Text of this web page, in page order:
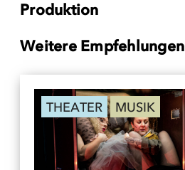
Produktion
Weitere Empfehlungen
THEATER MUSIK